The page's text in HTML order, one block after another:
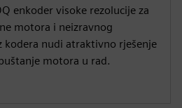
enkoder visoke rezolucije za
motora i neizravnog
kodera nudi atraktivno rješenje
motora u rad.